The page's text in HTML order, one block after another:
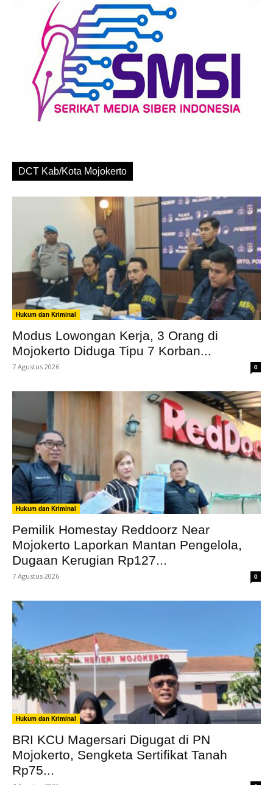
DCT Kab/Kota Mojokerto
Hukum dan Kriminal
Modus Lowongan Kerja, 3 Orang di
Mojokerto Diduga Tipu 7 Korban...
7 Agustus 2026 0
Hukum dan Kriminal
Pemilik Homestay Reddoorz Near
Mojokerto Laporkan Mantan Pengelola,
Dugaan Kerugian Rp127...
7 Agustus 2026 0
Hukum dan Kriminal
BRI KCU Magersari Digugat di PN
Mojokerto, Sengketa Sertifikat Tanah
Rp75...